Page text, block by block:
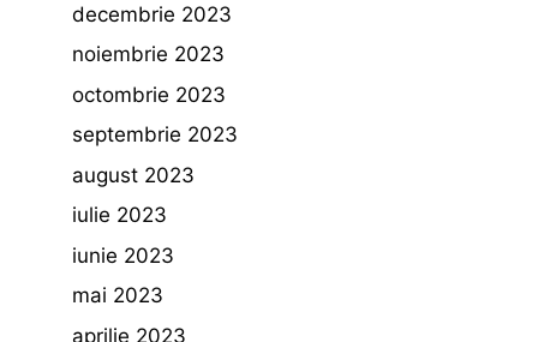
decembrie 2023
noiembrie 2023
octombrie 2023
septembrie 2023
august 2023
iulie 2023
iunie 2023
mai 2023
aprilie 2023